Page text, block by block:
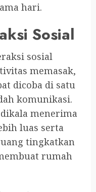
hari.
Sosial
sosial
memasak,
dicoba di satu
komunikasi.
menerima
luas serta
tingkatkan
rumah